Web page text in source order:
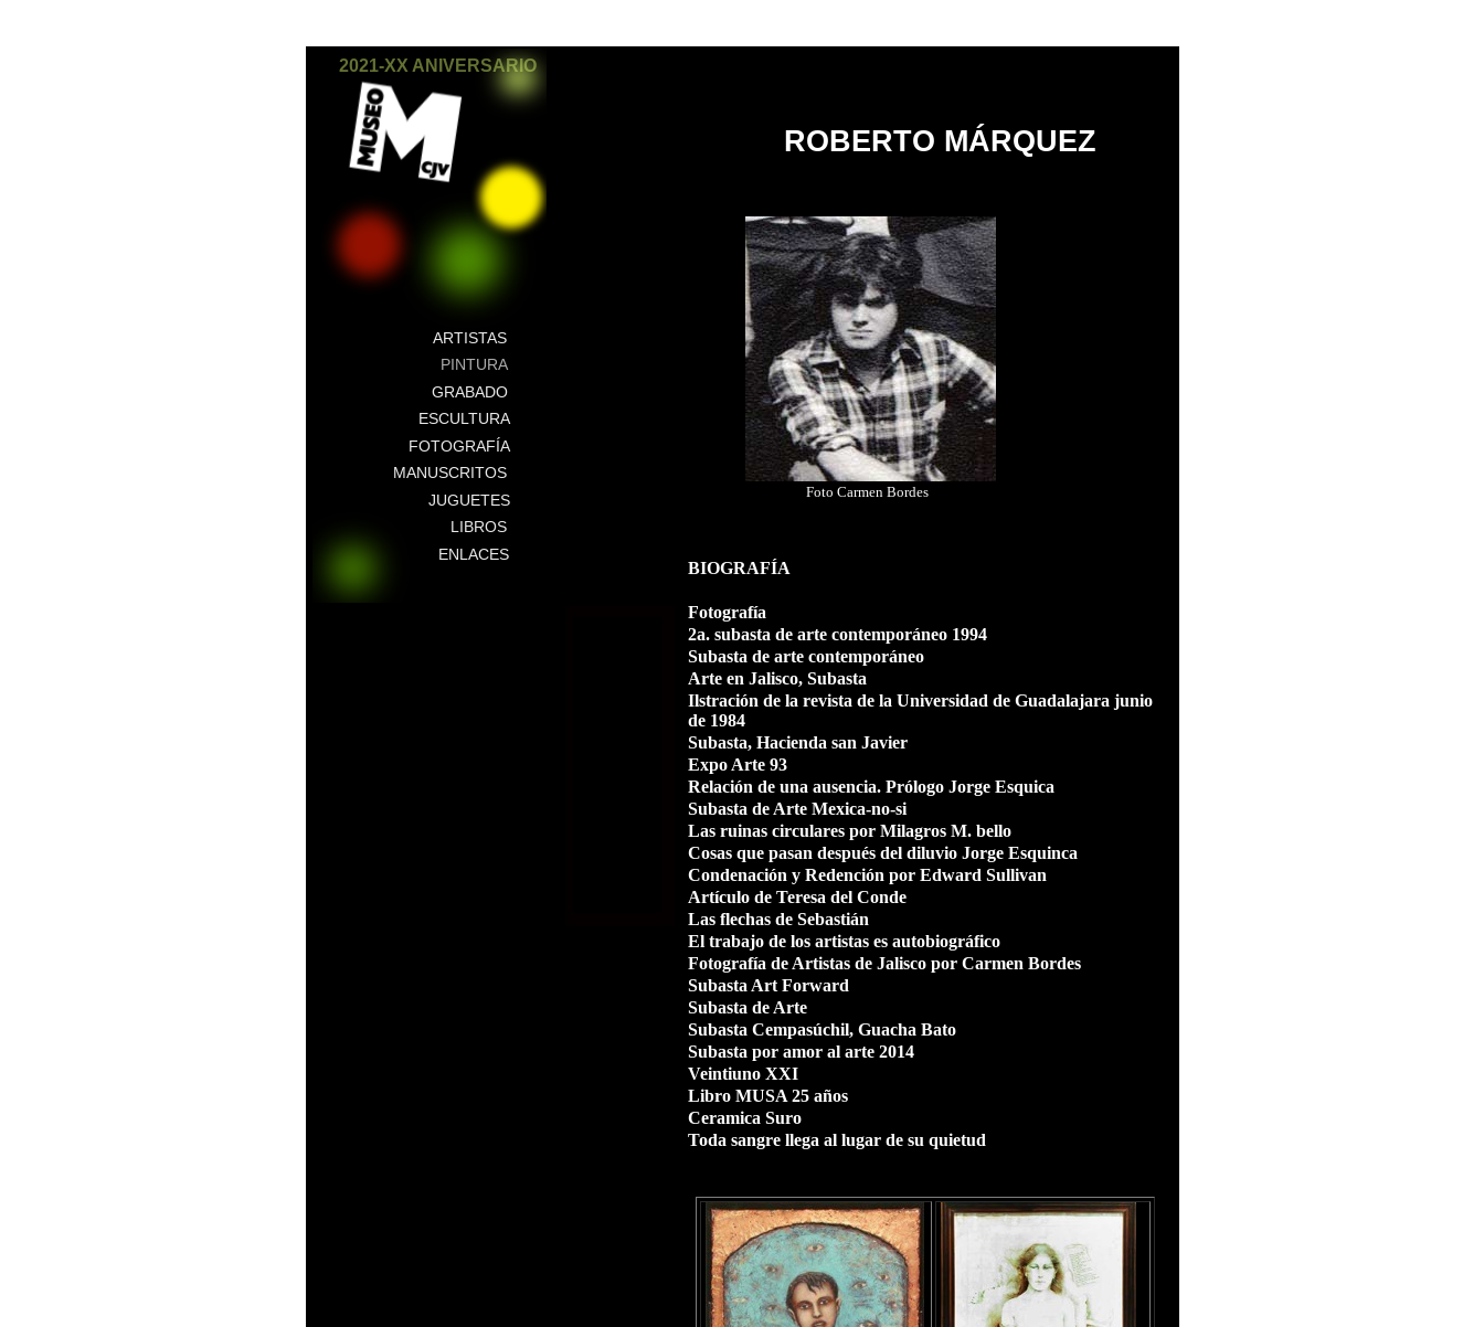
2021-XX ANIVERSARIO
ARTISTAS
PINTURA
GRABADO
ESCULTURA
FOTOGRAFÍA
MANUSCRITOS
JUGUETES
LIBROS
ENLACES
ROBERTO MÁRQUEZ
Foto Carmen Bordes
BIOGRAFÍA
Fotografía
2a. subasta de arte contemporáneo 1994
Subasta de arte contemporáneo
Arte en Jalisco, Subasta
Ilstración de la revista de la Universidad de Guadalajara junio
de 1984
Subasta, Hacienda san Javier
Expo Arte 93
Relación de una ausencia. Prólogo Jorge Esquica
Subasta de Arte Mexica-no-si
Las ruinas circulares por Milagros M. bello
Cosas que pasan después del diluvio Jorge Esquinca
Condenación y Redención por Edward Sullivan
Artículo de Teresa del Conde
Las flechas de Sebastián
El trabajo de los artistas es autobiográfico
Fotografía de Artistas de Jalisco por Carmen Bordes
Subasta Art Forward
Subasta de Arte
Subasta Cempasúchil, Guacha Bato
Subasta por amor al arte 2014
Veintiuno XXI
Libro MUSA 25 años
Ceramica Suro
Toda sangre llega al lugar de su quietud